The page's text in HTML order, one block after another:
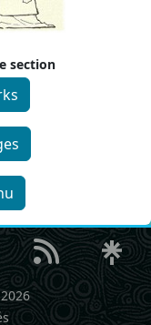
section